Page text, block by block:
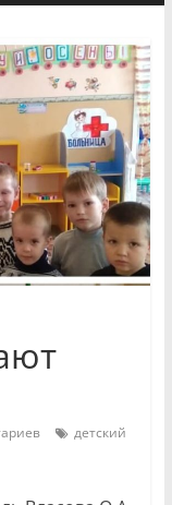
крапчатые
детский